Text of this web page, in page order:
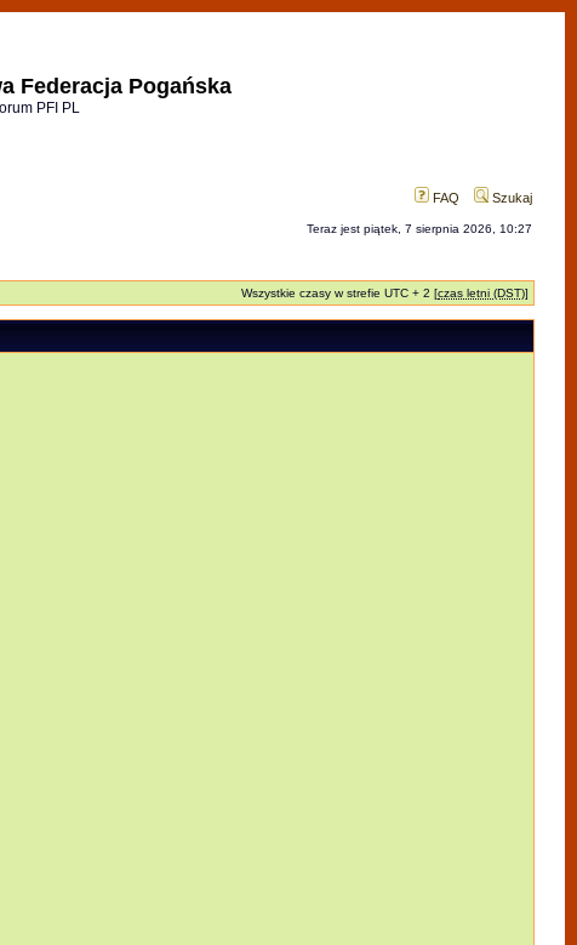
Federacja Pogańska
PFI PL
FAQ Szukaj
Teraz jest piątek, 7 sierpnia 2026, 10:27
Wszystkie czasy w strefie UTC + 2 [czas letni (DST)]